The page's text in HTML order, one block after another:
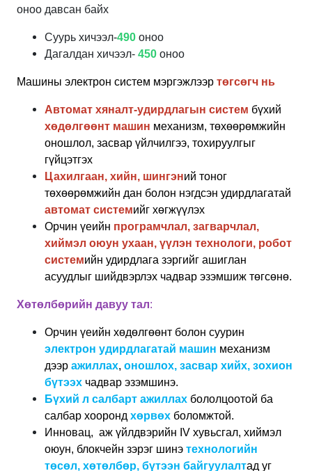
оноо давсан байх
Суурь хичээл-490 оноо
Дагалдан хичээл- 450 оноо
Машины электрон систем мэргэжлээр төгсөгч нь
Автомат хяналт-удирдлагын систем бүхий
хөдөлгөөнт машин механизм, төхөөрөмжийн
оношлол, засвар үйлчилгээ, тохируулгыг
гүйцэтгэх
Цахилгаан, хийн, шингэний тоног
төхөөрөмжийн дан болон нэгдсэн удирдлагатай
автомат системийг хөгжүүлэх
Орчин үеийн програмчлал, загварчлал,
хиймэл оюун ухаан, үүлэн технологи, робот
системийн удирдлага зэргийг ашиглан
асуудлыг шийдвэрлэх чадвар эзэмшиж төгсөнө.
Хөтөлбөрийн давуу тал:
Орчин үеийн хөдөлгөөнт болон суурин
электрон удирдлагатай машин механизм
дээр ажиллах, оношлох, засвар хийх, зохион
бүтээх чадвар эзэмшинэ.
Бүхий л салбарт ажиллах бололцоотой ба
салбар хооронд хөрвөх боломжтой.
Инновац, аж үйлдвэрийн IV хувьсгал, хиймэл
оюун, блокчейн зэрэг шинэ технологийн
төсөл, хөтөлбөр, бүтээн байгуулалтад уг